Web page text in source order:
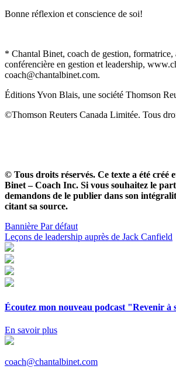
Bonne réflexion et conscience de soi!
* Chantal Binet, coach de gestion, formatrice,
conférencière en gestion et leadership,
coach@chantalbinet.com.
Éditions Yvon Blais, une société Thomson
©Thomson Reuters Canada Limitée. Tous
© Tous droits réservés. Ce texte a été créé
Binet – Coach Inc. Si vous souhaitez le
demandons de le publier dans son
citant sa source.
Navigation
de
l'article
Bannière Par défaut
Leçons de leadership auprès de Jack Canfield
Écoutez mon nouveau podcast "Revenir à
En savoir plus
coach@chantalbinet.com